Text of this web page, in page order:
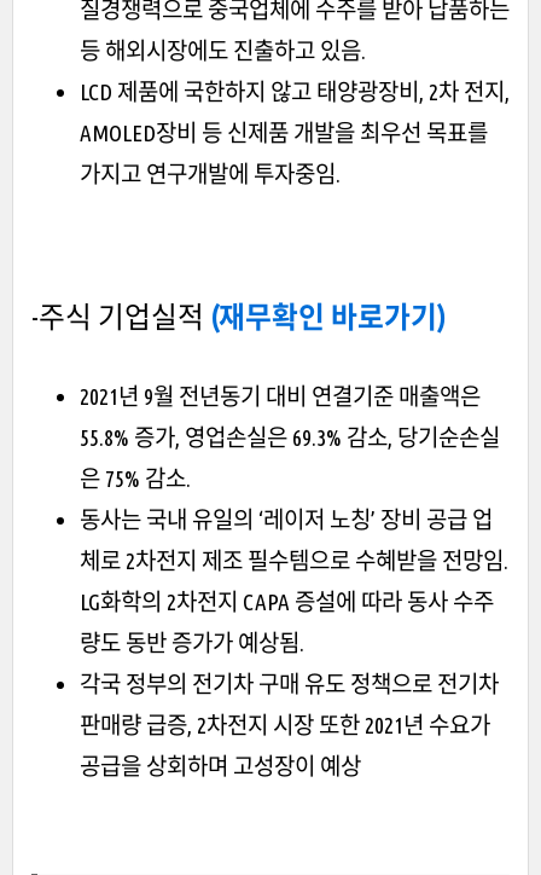
질경쟁력으로 중국업체에 수주를 받아 납품하는
등 해외시장에도 진출하고 있음.
LCD 제품에 국한하지 않고 태양광장비, 2차 전지,
AMOLED장비 등 신제품 개발을 최우선 목표를
가지고 연구개발에 투자중임.
-주식 기업실적 (재무확인 바로가기)
2021년 9월 전년동기 대비 연결기준 매출액은
55.8% 증가, 영업손실은 69.3% 감소, 당기순손실
은 75% 감소.
동사는 국내 유일의 ‘레이저 노칭’ 장비 공급 업
체로 2차전지 제조 필수템으로 수혜받을 전망임.
LG화학의 2차전지 CAPA 증설에 따라 동사 수주
량도 동반 증가가 예상됨.
각국 정부의 전기차 구매 유도 정책으로 전기차
판매량 급증, 2차전지 시장 또한 2021년 수요가
공급을 상회하며 고성장이 예상